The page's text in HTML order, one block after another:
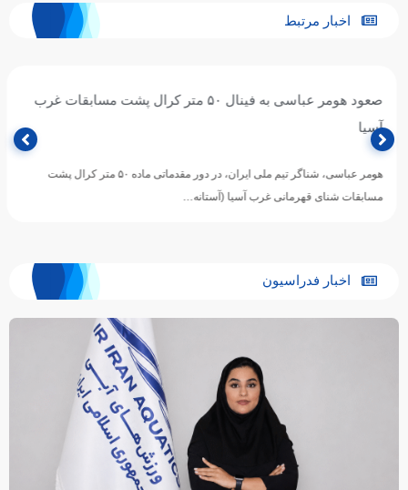
اخبار مرتبط
صعود هومر عباسی به فینال ۵۰ متر کرال پشت مسابقات غرب
آسیا
هومر عباسی، شناگر تیم ملی ایران، در دور مقدماتی ماده ۵۰ متر کرال پشت
مسابقات شنای قهرمانی غرب آسیا (آستانه…
اخبار فدراسیون